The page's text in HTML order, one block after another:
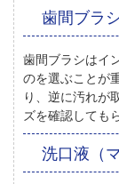
歯間ブラ
歯間ブラシはイ
のを選ぶことが
り、逆に汚れが
ズを確認しても
洗口液（